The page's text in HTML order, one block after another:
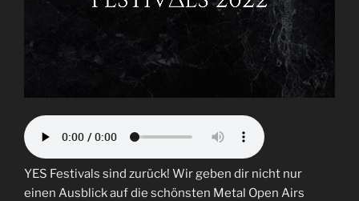
YES Festivals sind zurück! Wir geben dir nicht nur
einen Ausblick auf die schönsten Metal Open Airs